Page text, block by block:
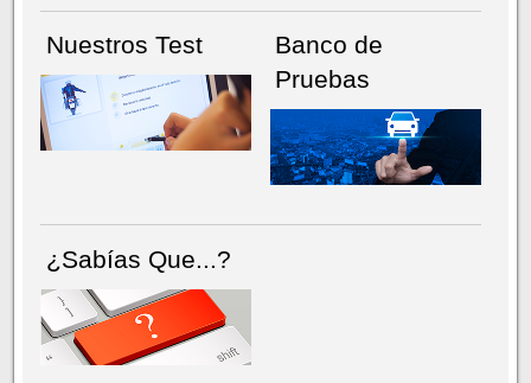
Nuestros Test
Banco de
Pruebas
¿Sabías Que...?